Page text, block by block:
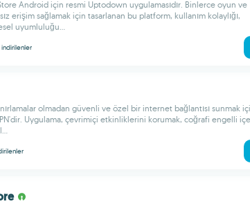
Android için resmi Uptodown uygulamasıdır. Binlerce oyun ve
erişim sağlamak için tasarlanan bu platform, kullanım kolaylığı,
uyumluluğu...
indirilenler
olmadan güvenli ve özel bir internet bağlantısı sunmak
Uygulama, çevrimiçi etkinliklerini korumak, coğrafi engelli